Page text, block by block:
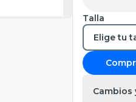
Talla
Cambios